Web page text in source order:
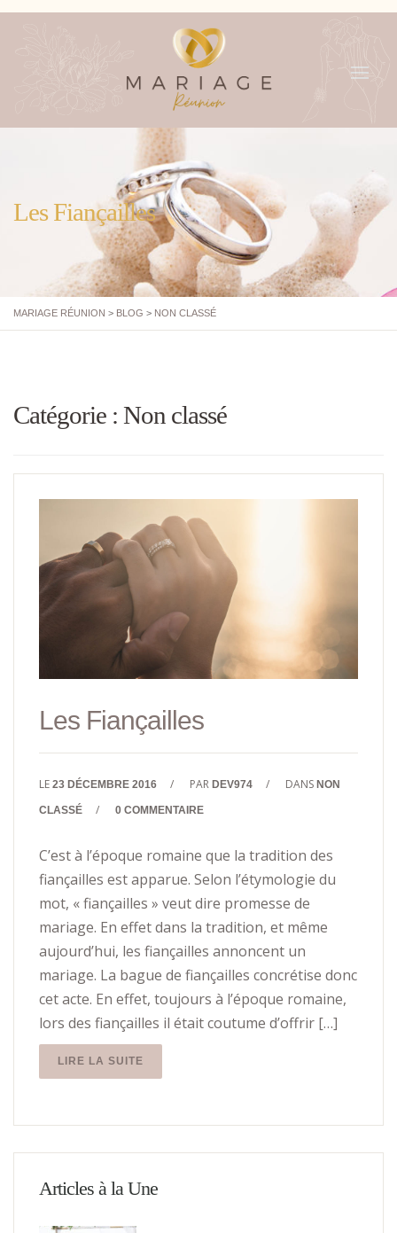
Les Fiançailles
MARIAGE RÉUNION > BLOG > NON CLASSÉ
Catégorie : Non classé
Les Fiançailles
LE 23 DÉCEMBRE 2016 / PAR DEV974 / DANS NON
CLASSÉ / 0 COMMENTAIRE
C’est à l’époque romaine que la tradition des
fiançailles est apparue. Selon l’étymologie du
mot, « fiançailles » veut dire promesse de
mariage. En effet dans la tradition, et même
aujourd’hui, les fiançailles annoncent un
mariage. La bague de fiançailles concrétise donc
cet acte. En effet, toujours à l’époque romaine,
lors des fiançailles il était coutume d’offrir […]
LIRE LA SUITE
Articles à la Une